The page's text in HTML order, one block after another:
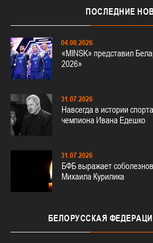
ПОСЛЕДНИЕ
04.08.2026
«MINSK» представил
2026»
31.07.2026
Навсегда в истории
чемпиона Ивана Едешко
31.07.2026
БФБ выражает
Михаила Курилика
БЕЛОРУССКАЯ